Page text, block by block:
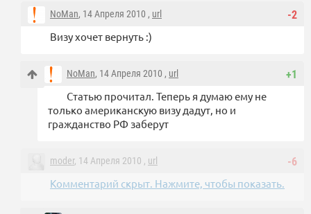
-2
NoMan, 14 Апреля 2010 , url
Визу хочет вернуть :)
+1
NoMan, 14 Апреля 2010 , url
Статью прочитал. Теперь я думаю ему не
только американскую визу дадут, но и
гражданство РФ заберут
-6
moder, 14 Апреля 2010 , url
Комментарий скрыт. Нажмите, чтобы показать.